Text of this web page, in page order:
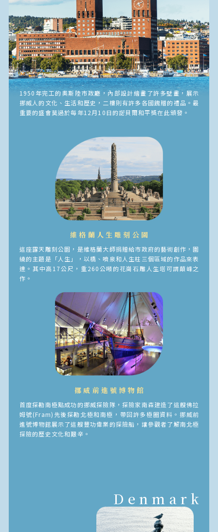
1950年完工的奧斯陸市政廳，內部設計繪畫了許多壁畫，展示
挪威人的文化、生活和歷史，二樓則有許多各國餽贈的禮品。最
重要的盛會莫過於每年12月10日的諾貝爾和平獎在此頒發。
維格蘭人生雕刻公園
這座露天雕刻公園，是維格蘭大師捐贈給市政府的藝術創作，圍
繞的主題是「人生」，以橋、噴泉和人生柱三個區域的作品來表
達。其中高17公尺，重260公噸的花崗石雕人生塔可謂顛峰之
作。
挪威前進號博物館
首度探勘南極點成功的挪威探險隊，探險家南森建造了這艘佛拉
姆號(Fram)先後探勘北極和南極，帶回許多極圈資料。挪威前
進號博物館展示了這艘豐功偉業的探險船，讓參觀者了解南北極
探險的歷史文化和艱辛。
Denmark